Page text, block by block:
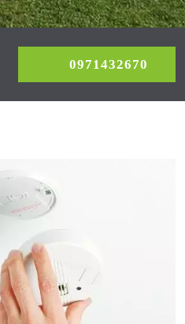
0971432670